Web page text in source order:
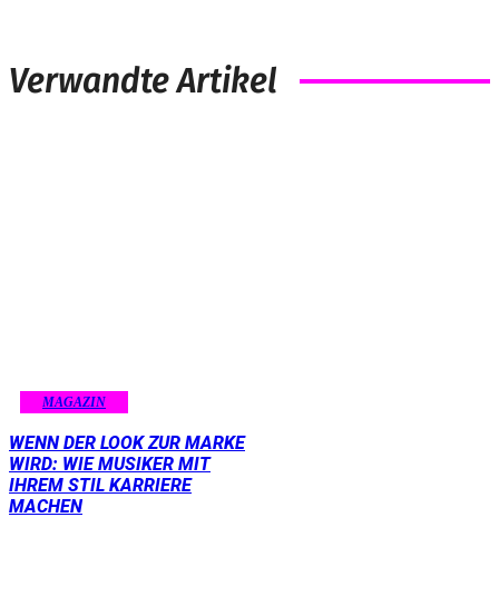
Verwandte Artikel
MAGAZIN
WENN DER LOOK ZUR MARKE
WIRD: WIE MUSIKER MIT
IHREM STIL KARRIERE
MACHEN